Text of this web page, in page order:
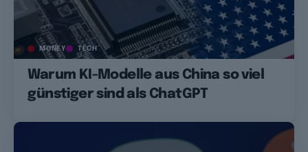
MONEY TECH
Warum KI-Modelle aus China so viel
günstiger sind als ChatGPT